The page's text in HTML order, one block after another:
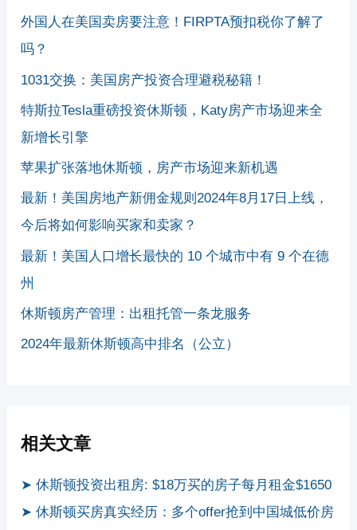
外国人在美国卖房要注意！FIRPTA预扣税你了解了
吗？
1031交换：美国房产投资合理避税秘籍！
特斯拉Tesla重磅投资休斯顿，Katy房产市场迎来全
新增长引擎
苹果扩张落地休斯顿，房产市场迎来新机遇
最新！美国房地产新佣金规则2024年8月17日上线，
今后将如何影响买家和卖家？
最新！美国人口增长最快的 10 个城市中有 9 个在德
州
休斯顿房产管理：出租托管一条龙服务
2024年最新休斯顿高中排名（公立）
相关文章
➤ 休斯顿投资出租房: $18万买的房子每月租金$1650
➤ 休斯顿买房真实经历：多个offer抢到中国城低价房